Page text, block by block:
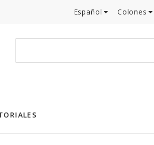
Colones
Español